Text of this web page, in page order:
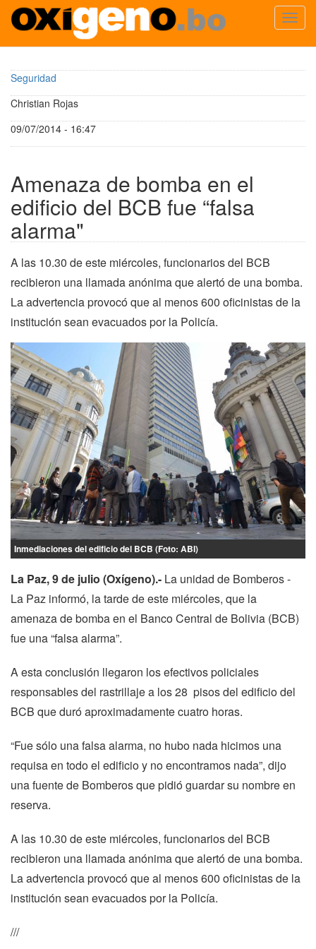
contenido
principal
Seguridad
Christian Rojas
09/07/2014 - 16:47
Amenaza de bomba en el
edificio del BCB fue “falsa
alarma"
A las 10.30 de este miércoles, funcionarios del BCB
recibieron una llamada anónima que alertó de una bomba.
La advertencia provocó que al menos 600 oficinistas de la
institución sean evacuados por la Policía.
Inmediaciones del edificio del BCB (Foto: ABI)
La Paz, 9 de julio (Oxígeno).- La unidad de Bomberos -
La Paz informó, la tarde de este miércoles, que la
amenaza de bomba en el Banco Central de Bolivia (BCB)
fue una “falsa alarma”.
A esta conclusión llegaron los efectivos policiales
responsables del rastrillaje a los 28 pisos del edificio del
BCB que duró aproximadamente cuatro horas.
“Fue sólo una falsa alarma, no hubo nada hicimos una
requisa en todo el edificio y no encontramos nada”, dijo
una fuente de Bomberos que pidió guardar su nombre en
reserva.
A las 10.30 de este miércoles, funcionarios del BCB
recibieron una llamada anónima que alertó de una bomba.
La advertencia provocó que al menos 600 oficinistas de la
institución sean evacuados por la Policía.
///